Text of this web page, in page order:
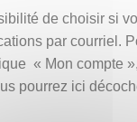
de choisir si
par courriel.
« Mon compte
pourrez ici